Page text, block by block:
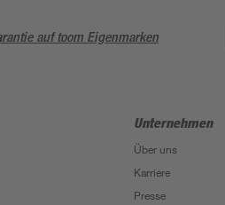
auf toom Eigenmarken
Unternehmen
Über uns
Karriere
Presse